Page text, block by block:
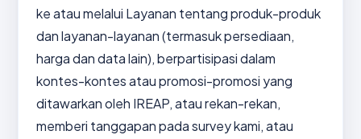
ke atau melalui Layanan tentang produk-produk
dan layanan-layanan (termasuk persediaan,
harga dan data lain), berpartisipasi dalam
kontes-kontes atau promosi-promosi yang
ditawarkan oleh IREAP, atau rekan-rekan,
memberi tanggapan pada survey kami, atau